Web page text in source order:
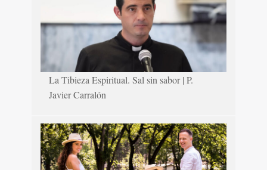
La Tibieza Espiritual. Sal sin sabor | P.
Javier Carralón